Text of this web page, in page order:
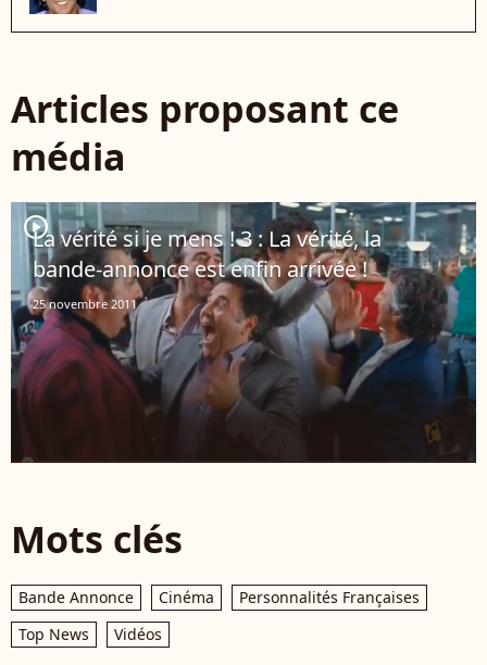
Articles proposant ce
média
player2
La vérité si je mens ! 3 : La vérité, la
bande-annonce est enfin arrivée !
25 novembre 2011
Mots clés
Bande Annonce Cinéma
Personnalités Françaises
Top News
Vidéos